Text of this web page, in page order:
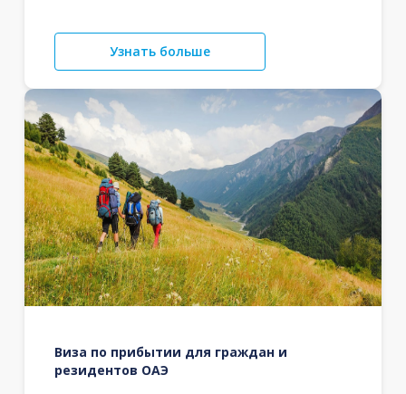
Узнать больше
Виза по прибытии для граждан и
резидентов ОАЭ